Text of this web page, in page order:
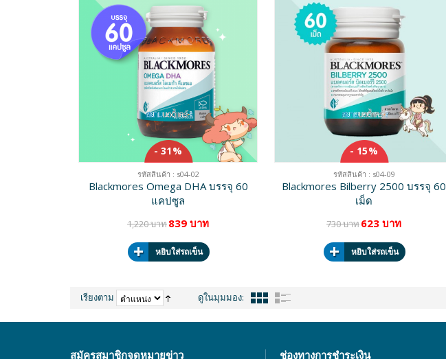
- 31%
รหัสสินค้า : s04-02
Blackmores Omega DHA บรรจุ 60
แคปซูล
1,220 บาท839 บาท
หยิบใส่รถเข็น
- 15%
รหัสสินค้า : s04-09
Blackmores Bilberry 2500 บรรจุ 60
เม็ด
730 บาท623 บาท
หยิบใส่รถเข็น
เรียงตาม ดูในมุมมอง:
สมัครสมาชิกจดหมายข่าว ช่องทางการชำระเงิน